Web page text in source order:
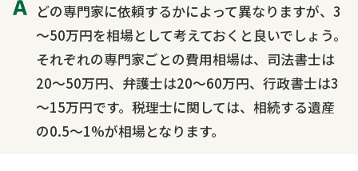
どの専門家に依頼するかによって異なりますが、3
～50万円を相場として考えておくと良いでしょう。
それぞれの専門家ごとの費用相場は、司法書士は
20～50万円、弁護士は20～60万円、行政書士は3
～15万円です。税理士に関しては、相続する遺産
の0.5～1%が相場となります。